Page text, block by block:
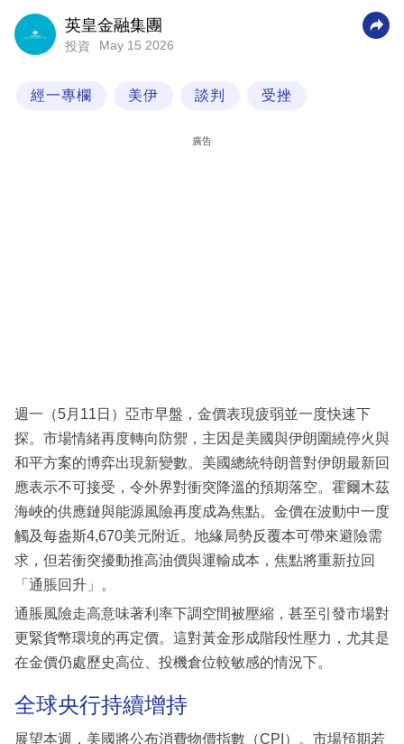
商
業
閱
專
區
英皇金融集團
投資 May 15 2026
經一專欄 美伊 談判 受挫
廣告
週一（5月11日）亞市早盤，金價表現疲弱並一度快速下
探。市場情緒再度轉向防禦，主因是美國與伊朗圍繞停火與
和平方案的博弈出現新變數。美國總統特朗普對伊朗最新回
應表示不可接受，令外界對衝突降溫的預期落空。霍爾木茲
海峽的供應鏈與能源風險再度成為焦點。金價在波動中一度
觸及每盎斯4,670美元附近。地緣局勢反覆本可帶來避險需
求，但若衝突擾動推高油價與運輸成本，焦點將重新拉回
「通脹回升」。
通脹風險走高意味著利率下調空間被壓縮，甚至引發市場對
更緊貨幣環境的再定價。這對黃金形成階段性壓力，尤其是
在金價仍處歷史高位、投機倉位較敏感的情況下。
全球央行持續增持
展望本週，美國將公布消費物價指數（CPI）。市場預期若